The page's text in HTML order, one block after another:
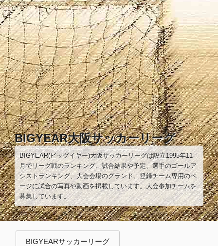
コ
ン
テ
ン
ツ
へ
ス
キ
ッ
プ
BIGYEAR大阪サッカーリーグ
BIGYEAR(ビッグイヤー)大阪サッカーリーグは設立1995年11
月でリーグ戦のランキング、試合結果や予定、選手のゴールア
シストランキング、大会会場のグランド、登録チーム専用のペ
ージに試合の写真や動画を掲載しています。大会参加チームを
募集しています。
BIGYEARサッカーリーグ